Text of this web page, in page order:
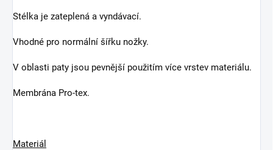
Stélka je zateplená a vyndávací.
Vhodné pro normální šířku nožky.
V oblasti paty jsou pevnější použitím více vrstev materiálu.
Membrána Pro-tex.
Materiál